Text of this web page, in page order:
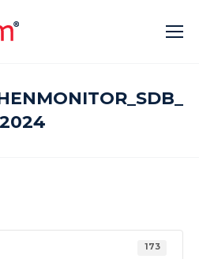
2024
173